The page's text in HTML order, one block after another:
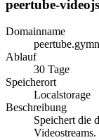
peertube-
Domainname
Ablauf
30 Tage
Speicherort
Localstorage
Beschreibung
Speichert die
Videostreams.